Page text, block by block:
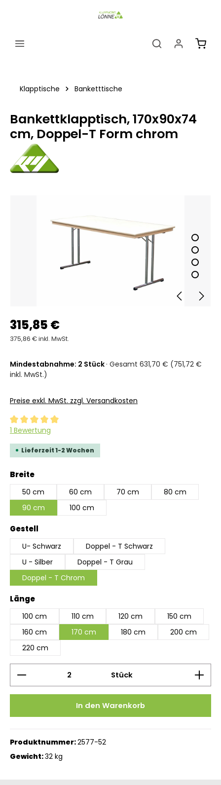
Klapptische Banketttische
Bankettklapptisch, 170x90x74
cm, Doppel-T Form chrom
315,85 €
375,86 € inkl. MwSt.
Mindestabnahme: 2 Stück · Gesamt 631,70 € (751,72 €
inkl. MwSt.)
Preise exkl. MwSt. zzgl. Versandkosten
Durchschnittliche Bewertung von 5 von 5 Sternen
1 Bewertung
Lieferzeit 1-2 Wochen
Breiteauswählen
50 cm 60 cm 70 cm
80 cm
90 cm
100 cm
Gestell
U- Schwarz
Doppel - T Schwarz
U - Silber
Doppel - T Grau
Doppel - T Chrom
Längeauswählen
100 cm 110 cm 120 cm
150 cm
160 cm
170 cm 180 cm
200 cm
220 cm
Produkt Anzahl: Gib den gewünschten Wert
Stück
In den Warenkorb
Produktnummer:2577-52
Gewicht:32 kg